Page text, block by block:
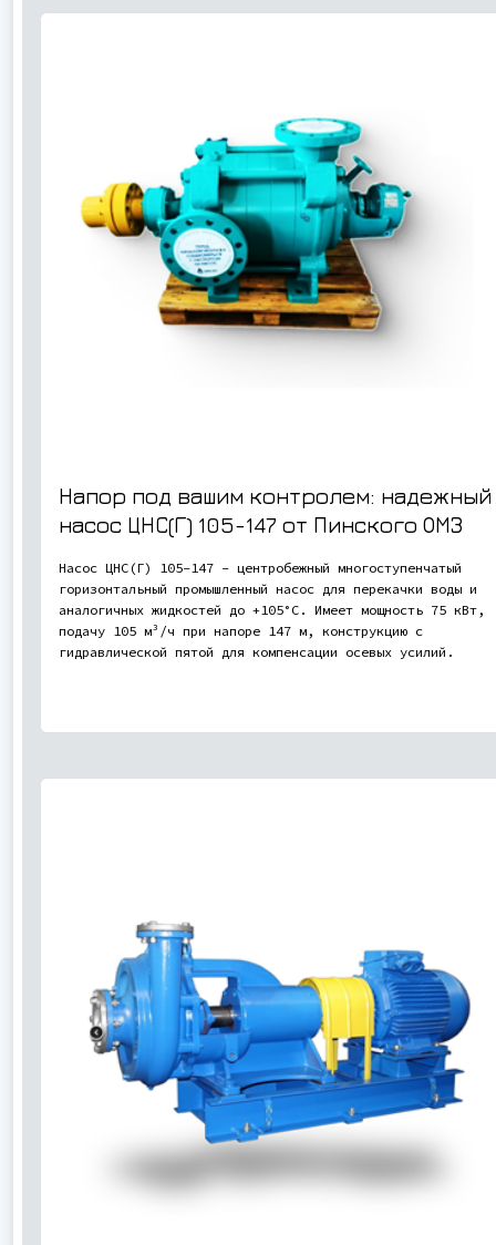
Напор под вашим контролем: надежный
насос ЦНС(Г) 105-147 от Пинского ОМЗ
Насос ЦНС(Г) 105-147 - центробежный многоступенчатый
горизонтальный промышленный насос для перекачки воды и
аналогичных жидкостей до +105°С. Имеет мощность 75 кВт,
подачу 105 м³/ч при напоре 147 м, конструкцию с
гидравлической пятой для компенсации осевых усилий.